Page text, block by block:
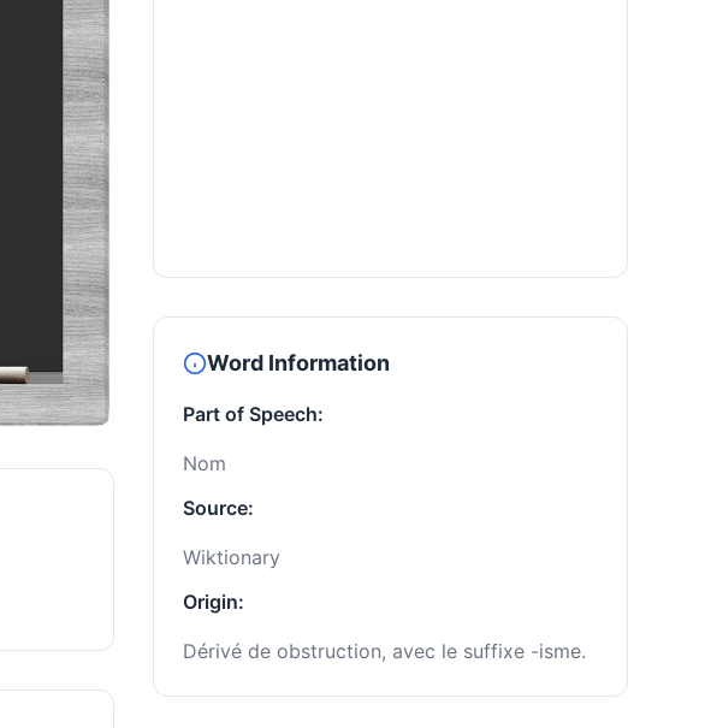
Word Information
Part of Speech:
Nom
Source:
Wiktionary
Origin:
Dérivé de obstruction, avec le suffixe -isme.